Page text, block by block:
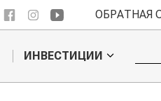
ОБРАТНАЯ
ИНВЕСТИЦИИ